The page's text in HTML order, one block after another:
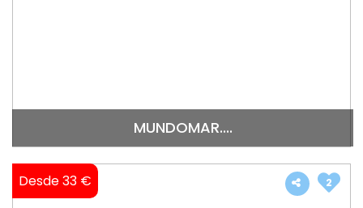
MUNDOMAR....
Desde 33 € 2